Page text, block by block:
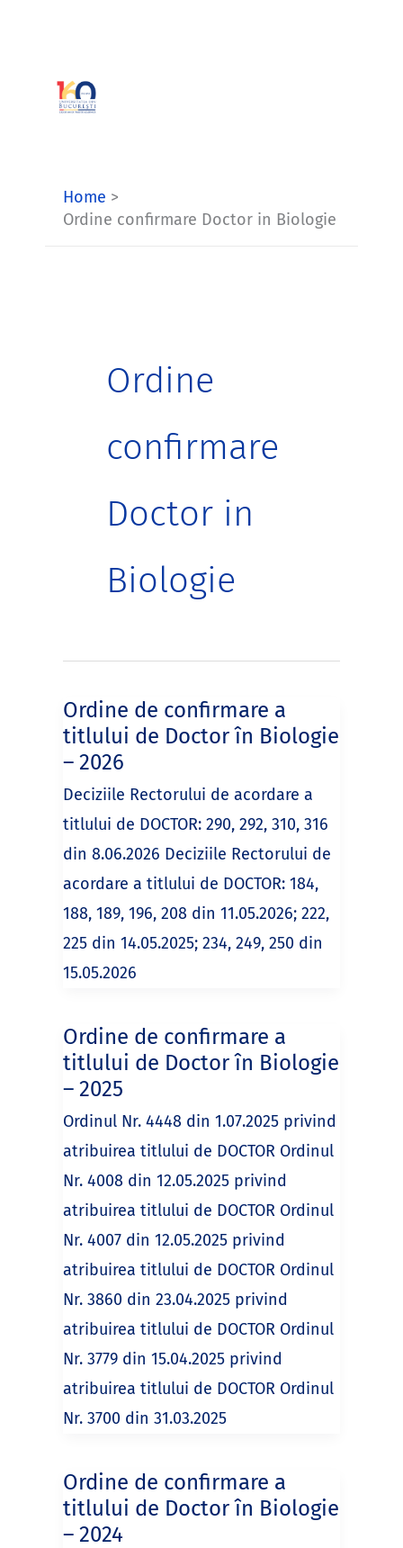
Home
Ordine confirmare Doctor in Biologie
Ordine
confirmare
Doctor in
Biologie
Ordine de confirmare a
titlului de Doctor în Biologie
– 2026
Deciziile Rectorului de acordare a
titlului de DOCTOR: 290, 292, 310, 316
din 8.06.2026 Deciziile Rectorului de
acordare a titlului de DOCTOR: 184,
188, 189, 196, 208 din 11.05.2026; 222,
225 din 14.05.2025; 234, 249, 250 din
15.05.2026
Ordine de confirmare a
titlului de Doctor în Biologie
– 2025
Ordinul Nr. 4448 din 1.07.2025 privind
atribuirea titlului de DOCTOR Ordinul
Nr. 4008 din 12.05.2025 privind
atribuirea titlului de DOCTOR Ordinul
Nr. 4007 din 12.05.2025 privind
atribuirea titlului de DOCTOR Ordinul
Nr. 3860 din 23.04.2025 privind
atribuirea titlului de DOCTOR Ordinul
Nr. 3779 din 15.04.2025 privind
atribuirea titlului de DOCTOR Ordinul
Nr. 3700 din 31.03.2025
Ordine de confirmare a
titlului de Doctor în Biologie
– 2024